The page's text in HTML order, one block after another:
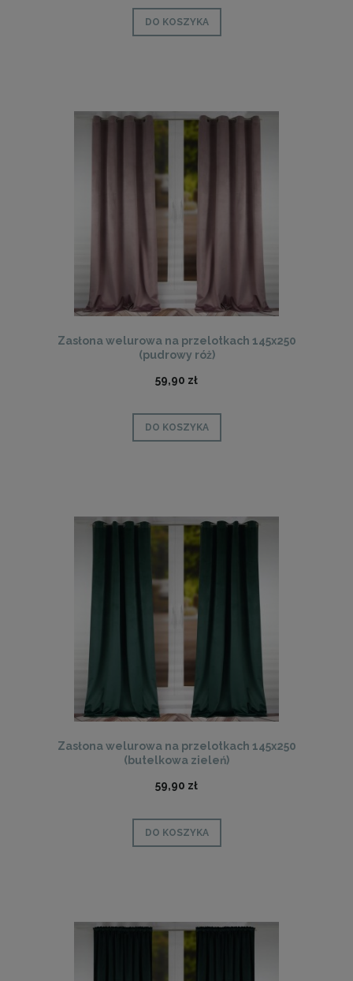
DO KOSZYKA
Zasłona welurowa na przelotkach 145x250
(pudrowy róż)
59,90 zł
DO KOSZYKA
Zasłona welurowa na przelotkach 145x250
(butelkowa zieleń)
59,90 zł
DO KOSZYKA